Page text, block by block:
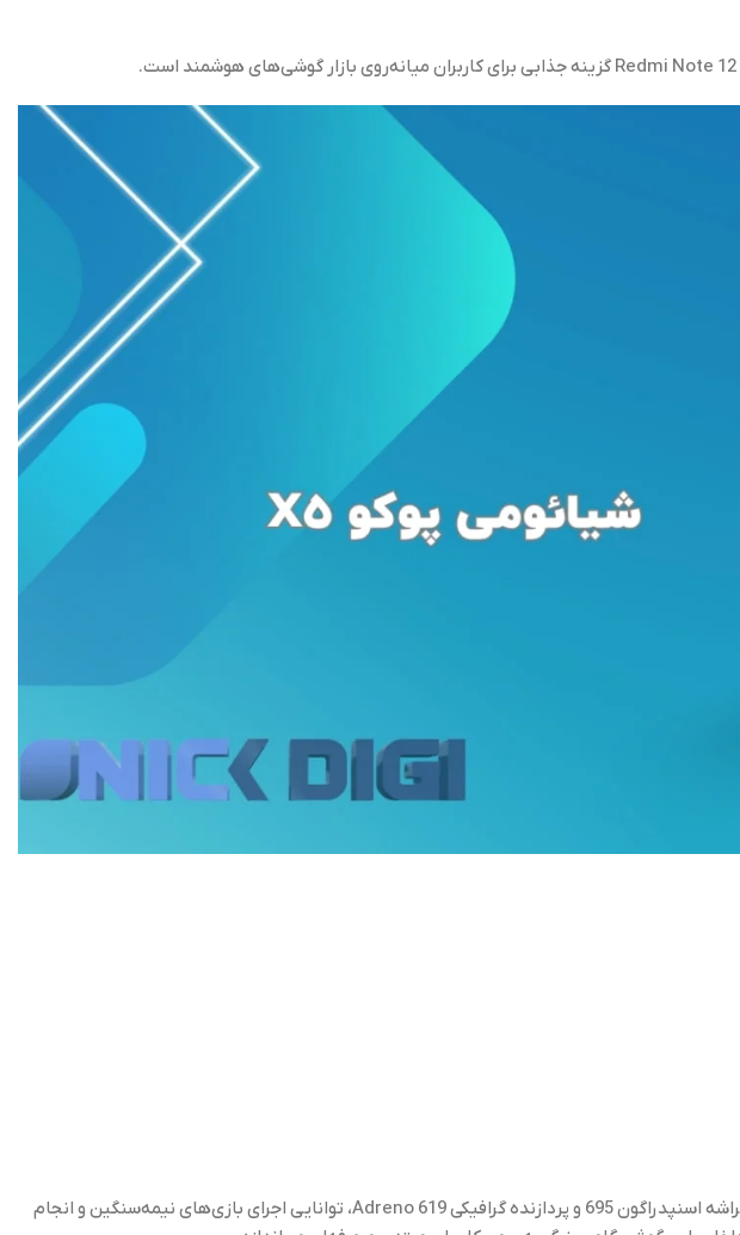
جدیدترین گوشی گیمینگ شیائومی پوکو ایکس 5، یکی از بهترین گزینه‌های بازار میان‌رده است. این گوشی با تراشه اسنپدراگون 695 و پردازنده گرافیکی Adreno 619، توانایی اجرای بازی‌های نیمه‌سنگین و انجام